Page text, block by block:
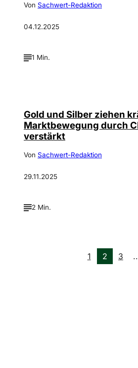
Von Sachwert-Redaktion
04.12.2025
1 Min.
Gold und Silber ziehen
Marktbewegung durch
verstärkt
Von Sachwert-Redaktion
29.11.2025
2 Min.
1 2 3